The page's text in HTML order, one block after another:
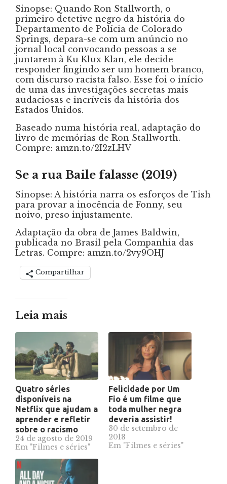
Sinopse: Quando Ron Stallworth, o
primeiro detetive negro da história do
Departamento de Polícia de Colorado
Springs, depara-se com um anúncio no
jornal local convocando pessoas a se
juntarem à Ku Klux Klan, ele decide
responder fingindo ser um homem branco,
com discurso racista falso. Esse foi o início
de uma das investigações secretas mais
audaciosas e incríveis da história dos
Estados Unidos.
Baseado numa história real, adaptação do
livro de memórias de Ron Stallworth.
Compre: amzn.to/2I2zLHV
Se a rua Baile falasse (2019)
Sinopse: A história narra os esforços de Tish
para provar a inocência de Fonny, seu
noivo, preso injustamente.
Adaptação da obra de James Baldwin,
publicada no Brasil pela Companhia das
Letras. Compre: amzn.to/2vy9OHJ
Compartilhar
Leia mais
Quatro séries
disponíveis na
Netflix que ajudam a
aprender e refletir
sobre o racismo
24 de agosto de 2019
Em "Filmes e séries"
Felicidade por Um
Fio é um filme que
toda mulher negra
deveria assistir!
30 de setembro de
2018
Em "Filmes e séries"